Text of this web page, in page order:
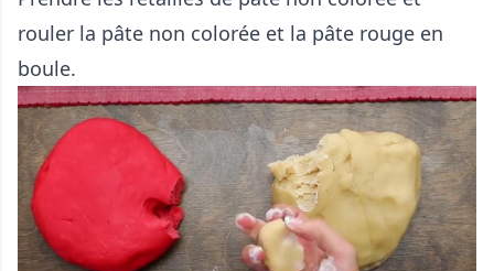
rouler la pâte non colorée et la pâte rouge en
boule.